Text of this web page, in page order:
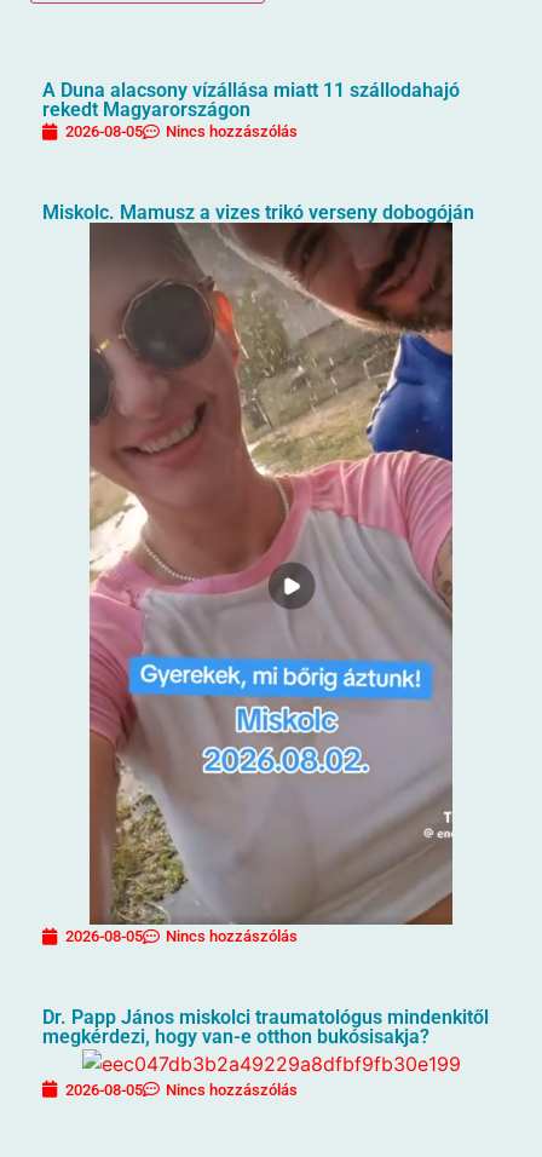
A Duna alacsony vízállása miatt 11 szállodahajó
rekedt Magyarországon
2026-08-05 Nincs hozzászólás
Miskolc. Mamusz a vizes trikó verseny dobogóján
2026-08-05 Nincs hozzászólás
Dr. Papp János miskolci traumatológus mindenkitől
megkérdezi, hogy van-e otthon bukósisakja?
2026-08-05 Nincs hozzászólás